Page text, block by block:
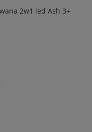
2w1 led Ash 3+